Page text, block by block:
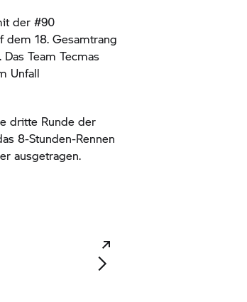
der #90
dem 18. Gesamtrang
Team Tecmas
Unfall
dritte Runde der
8-Stunden-Rennen
ausgetragen.